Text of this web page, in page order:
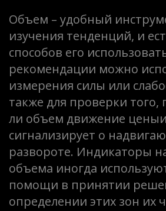
Объем – удобный
изучения тенденций, и
способов его
рекомендации можно
измерения силы или
также для проверки того,
ли объем движение
сигнализирует о
развороте. Индикаторы
объема иногда
помощи в принятии
определении этих зон их